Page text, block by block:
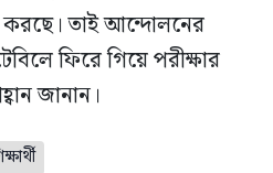
তাই আন্দোলনের
ফিরে গিয়ে পরীক্ষার
জানান।